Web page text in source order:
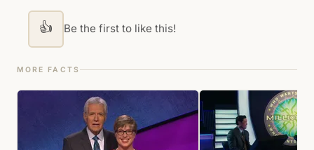
👍 Be the first to like this!
MORE FACTS